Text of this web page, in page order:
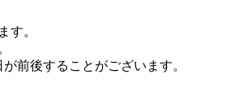
す。
前後することがございます。